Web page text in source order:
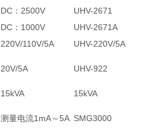
DC：2500V
UHV-2671
DC：1000V
UHV-2671A
220V/110V/5A UHV-220V/5A
20V/5A UHV-922
15kVA 15kVA
测量电流1mA～5A SMG3000